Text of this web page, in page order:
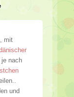
mit
je nach
und